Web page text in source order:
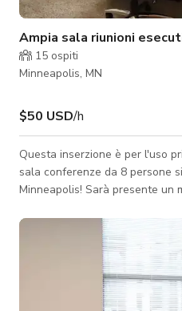
Ampia sala riunioni
15 ospiti
Minneapolis, MN
$50 USD/h
Questa inserzione è per l'uso
sala conferenze da 8 persone
Minneapolis! Sarà presente
Giggster se siete interessati! Capacità: 8 persone
Caratteristiche/Servizi • WiFi
(compatibile HDMI) • Telefono
Acqua • Posizione centrale •